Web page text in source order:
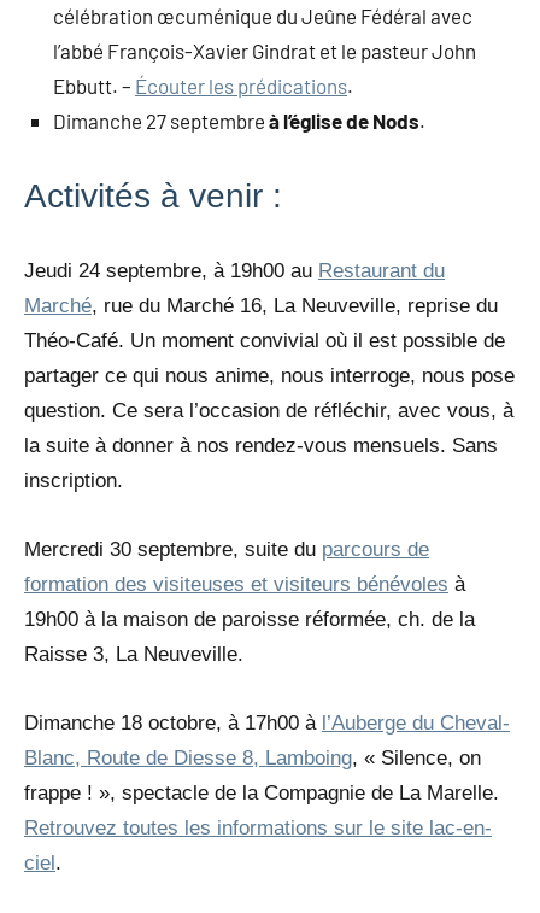
célébration œcuménique du Jeûne Fédéral avec
l’abbé François-Xavier Gindrat et le pasteur John
Ebbutt. – Écouter les prédications.
Dimanche 27 septembre à l’église de Nods.
Activités à venir :
Jeudi 24 septembre, à 19h00 au Restaurant du
Marché, rue du Marché 16, La Neuveville, reprise du
Théo-Café. Un moment convivial où il est possible de
partager ce qui nous anime, nous interroge, nous pose
question. Ce sera l’occasion de réfléchir, avec vous, à
la suite à donner à nos rendez-vous mensuels. Sans
inscription.
Mercredi 30 septembre, suite du parcours de
formation des visiteuses et visiteurs bénévoles à
19h00 à la maison de paroisse réformée, ch. de la
Raisse 3, La Neuveville.
Dimanche 18 octobre, à 17h00 à l’Auberge du Cheval-
Blanc, Route de Diesse 8, Lamboing, « Silence, on
frappe ! », spectacle de la Compagnie de La Marelle.
Retrouvez toutes les informations sur le site lac-en-
ciel .